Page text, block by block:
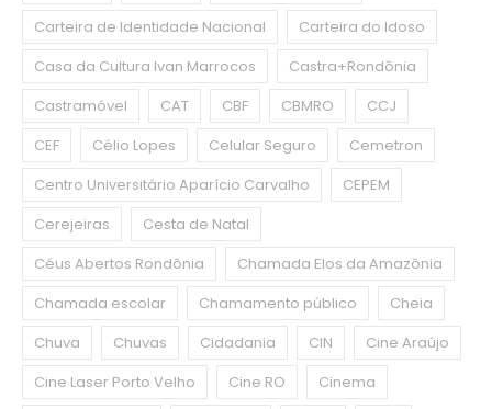
Carteira de Identidade Nacional
Carteira do Idoso
Casa da Cultura Ivan Marrocos
Castra+Rondônia
Castramóvel
CAT CBF CBMRO
CCJ
CEF
Célio Lopes Celular Seguro
Cemetron
Centro Universitário Aparício Carvalho
CEPEM
Cerejeiras
Cesta de Natal
Céus Abertos Rondônia
Chamada Elos da Amazônia
Chamada escolar
Chamamento público
Cheia
Chuva
Chuvas Cidadania CIN
Cine Araújo
Cine Laser Porto Velho
Cine RO
Cinema